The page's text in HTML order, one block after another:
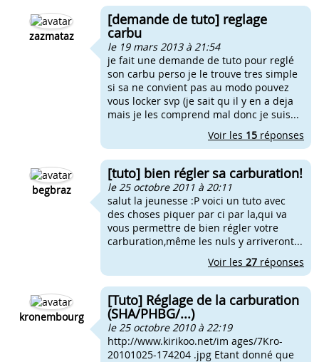
zazmataz
[demande de tuto] reglage
carbu
le 19 mars 2013 à 21:54
je fait une demande de tuto pour reglé
son carbu perso je le trouve tres simple
si sa ne convient pas au modo pouvez
vous locker svp (je sait qu il y en a deja
mais je les comprend mal donc je suis...
Voir les 15 réponses
begbraz
[tuto] bien régler sa carburation!
le 25 octobre 2011 à 20:11
salut la jeunesse :P voici un tuto avec
des choses piquer par ci par la,qui va
vous permettre de bien régler votre
carburation,même les nuls y arriveront...
Voir les 27 réponses
kronembourg
[Tuto] Réglage de la carburation
(SHA/PHBG/...)
le 25 octobre 2010 à 22:19
http://www.kirikoo.net/im ages/7Kro-
20101025-174204 .jpg Etant donné que